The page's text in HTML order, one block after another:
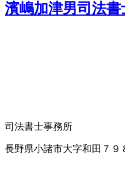
濱嶋加津男司法書
司法書士事務所
長野県小諸市大字和田７９